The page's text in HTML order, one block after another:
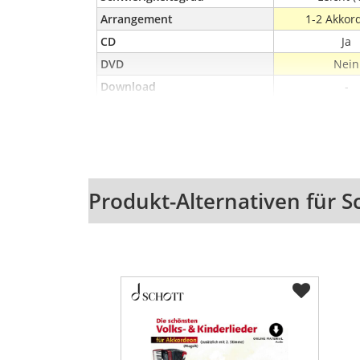
Arrangement
1-2
CD
Ja
DVD
Nein
Download
-
ISMN
979-0-001-
Autor
-
Beschaffenheit 1